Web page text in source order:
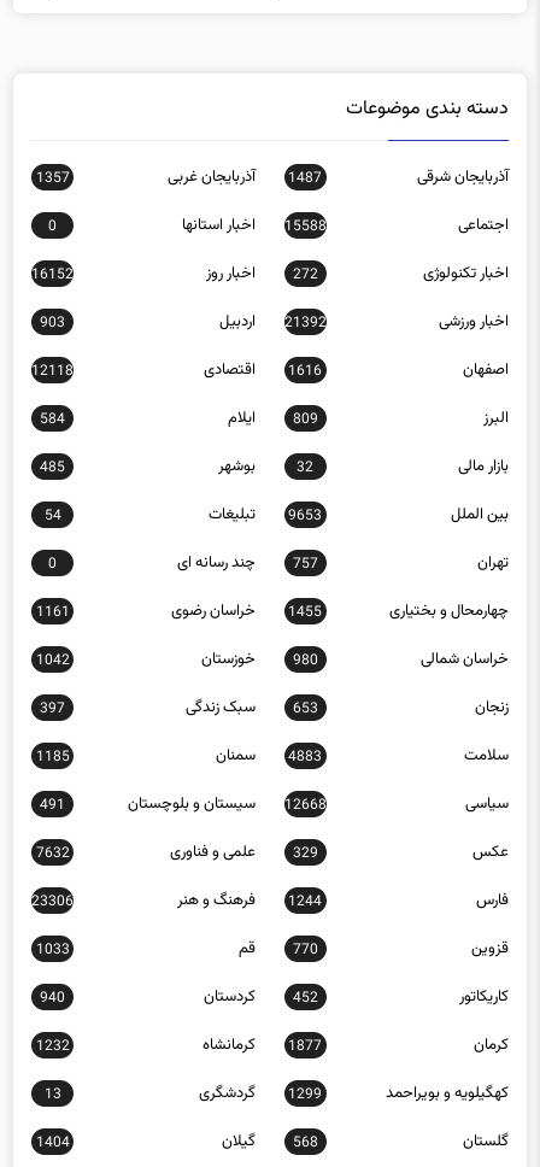
دسته بندی موضوعات
آذربایجان شرقی 1487 آذربایجان غربی 1357
اجتماعی 15588 اخبار استانها 0
اخبار تکنولوژی 272 اخبار روز 16152
اخبار ورزشی 21392 اردبیل 903
اصفهان 1616 اقتصادی 12118
البرز 809 ایلام 584
بازار مالی 32 بوشهر 485
بین الملل 9653 تبلیغات 54
تهران 757 چند رسانه ای 0
چهارمحال و بختیاری 1455 خراسان رضوی 1161
خراسان شمالی 980 خوزستان 1042
زنجان 653 سبک زندگی 397
سلامت 4883 سمنان 1185
سیاسی 12668 سیستان و بلوچستان 491
عکس 329 علمی و فناوری 7632
فارس 1244 فرهنگ و هنر 23306
قزوین 770 قم 1033
کاریکاتور 452 کردستان 940
کرمان 1877 کرمانشاه 1232
کهگیلویه و بویراحمد 1299 گردشگری 13
گلستان 568 گیلان 1404